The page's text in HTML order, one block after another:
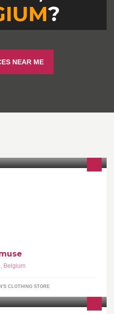
?
NEAR ME
, Belgium
CLOTHING STORE